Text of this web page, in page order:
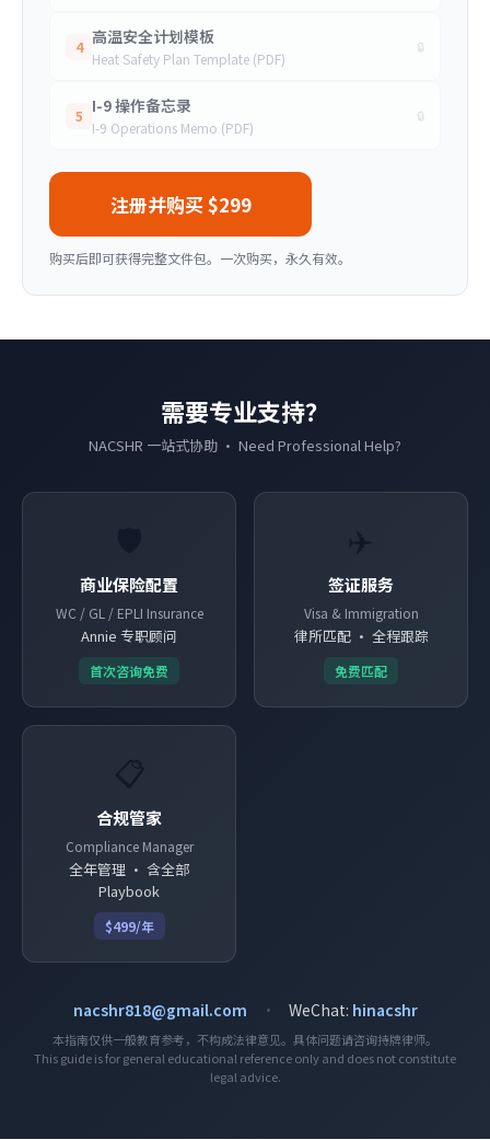
4 高温安全计划模板
Heat Safety Plan Template (PDF)
🔒
5 I-9 操作备忘录
I-9 Operations Memo (PDF)
🔒
注册并购买 $299
购买后即可获得完整文件包。一次购买，永久有效。
需要专业支持？
NACSHR 一站式协助 · Need Professional Help?
商业保险配置
WC / GL / EPLI Insurance
Annie 专职顾问
首次咨询免费
签证服务
Visa & Immigration
律所匹配 · 全程跟踪
免费匹配
合规管家
Compliance Manager
全年管理 · 含全部
Playbook
$499/年
nacshr818@gmail.com · WeChat: hinacshr
本指南仅供一般教育参考，不构成法律意见。具体问题请咨询持牌律师。
This guide is for general educational reference only and does not constitute
legal advice.